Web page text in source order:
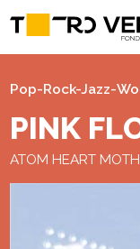
Pop-Rock-Jazz-
PINK
ATOM HEART